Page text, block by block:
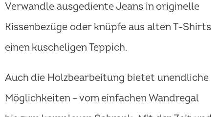
Verwandle ausgediente Jeans in originelle
Kissenbezüge oder knüpfe aus alten T-Shirts
einen kuscheligen Teppich.
Auch die Holzbearbeitung bietet unendliche
Möglichkeiten – vom einfachen Wandregal